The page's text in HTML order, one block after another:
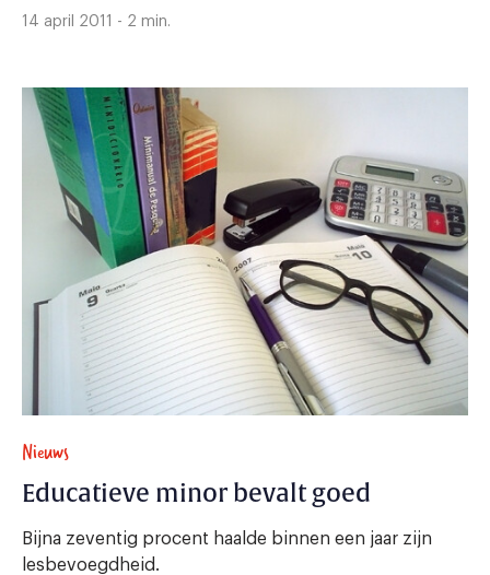
14 april 2011 - 2 min.
Nieuws
Educatieve minor bevalt goed
Bijna zeventig procent haalde binnen een jaar zijn
lesbevoegdheid.